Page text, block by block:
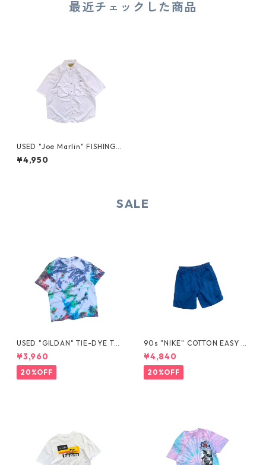
最近チェックした商品
USED "Joe Marlin" FISHING
S/S SHIRT
¥4,950
SALE
USED "GILDAN" TIE-DYE TE
E
¥3,960
20%OFF
90s "NIKE" COTTON EASY S
HORTS
¥4,840
20%OFF